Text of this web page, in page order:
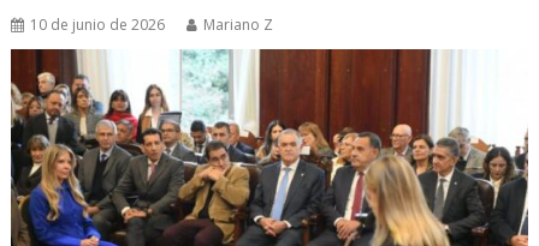
10 de junio de 2026 Mariano Z